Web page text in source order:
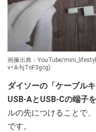
画像出典：YouTube/
v=A-hjToF3gcg)
ダイソーの「ケーブル
USB-AとUSB-Cの端子
ルの先につけることで
です。